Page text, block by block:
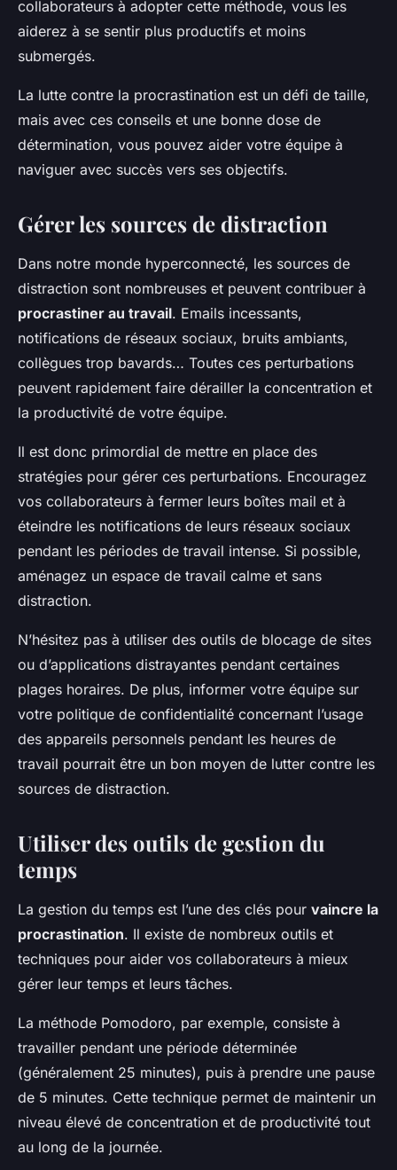
collaborateurs à adopter cette méthode, vous les
aiderez à se sentir plus productifs et moins
submergés.
La lutte contre la procrastination est un défi de taille,
mais avec ces conseils et une bonne dose de
détermination, vous pouvez aider votre équipe à
naviguer avec succès vers ses objectifs.
Gérer les sources de distraction
Dans notre monde hyperconnecté, les sources de
distraction sont nombreuses et peuvent contribuer à
procrastiner au travail. Emails incessants,
notifications de réseaux sociaux, bruits ambiants,
collègues trop bavards… Toutes ces perturbations
peuvent rapidement faire dérailler la concentration et
la productivité de votre équipe.
Il est donc primordial de mettre en place des
stratégies pour gérer ces perturbations. Encouragez
vos collaborateurs à fermer leurs boîtes mail et à
éteindre les notifications de leurs réseaux sociaux
pendant les périodes de travail intense. Si possible,
aménagez un espace de travail calme et sans
distraction.
N’hésitez pas à utiliser des outils de blocage de sites
ou d’applications distrayantes pendant certaines
plages horaires. De plus, informer votre équipe sur
votre politique de confidentialité concernant l’usage
des appareils personnels pendant les heures de
travail pourrait être un bon moyen de lutter contre les
sources de distraction.
Utiliser des outils de gestion du
temps
La gestion du temps est l’une des clés pour vaincre la
procrastination. Il existe de nombreux outils et
techniques pour aider vos collaborateurs à mieux
gérer leur temps et leurs tâches.
La méthode Pomodoro, par exemple, consiste à
travailler pendant une période déterminée
(généralement 25 minutes), puis à prendre une pause
de 5 minutes. Cette technique permet de maintenir un
niveau élevé de concentration et de productivité tout
au long de la journée.